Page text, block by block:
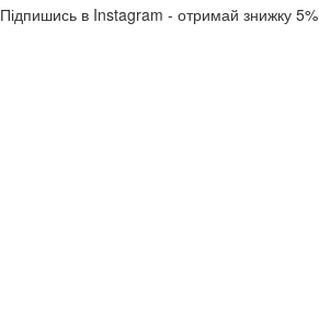
Підпишись в Instagram - отримай знижку 5%